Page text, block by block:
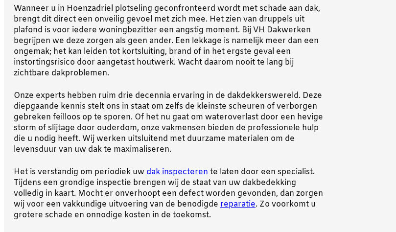
Wanneer u in Hoenzadriel plotseling geconfronteerd wordt met schade aan dak,
brengt dit direct een onveilig gevoel met zich mee. Het zien van druppels uit
plafond is voor iedere woningbezitter een angstig moment. Bij VH Dakwerken
begrijpen we deze zorgen als geen ander. Een lekkage is namelijk meer dan een
ongemak; het kan leiden tot kortsluiting, brand of in het ergste geval een
instortingsrisico door aangetast houtwerk. Wacht daarom nooit te lang bij
zichtbare dakproblemen.
Onze experts hebben ruim drie decennia ervaring in de dakdekkerswereld. Deze
diepgaande kennis stelt ons in staat om zelfs de kleinste scheuren of verborgen
gebreken feilloos op te sporen. Of het nu gaat om wateroverlast door een hevige
storm of slijtage door ouderdom, onze vakmensen bieden de professionele hulp
die u nodig heeft. Wij werken uitsluitend met duurzame materialen om de
levensduur van uw dak te maximaliseren.
Het is verstandig om periodiek uwdak inspecterente laten door een specialist.
Tijdens een grondige inspectie brengen wij de staat van uw dakbedekking
volledig in kaart. Mocht er onverhoopt een defect worden gevonden, dan zorgen
wij voor een vakkundige uitvoering van de benodigde reparatie. Zo voorkomt u
grotere schade en onnodige kosten in de toekomst.